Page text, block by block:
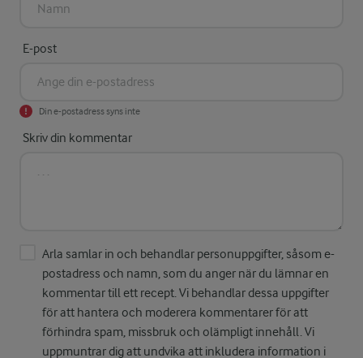
E-post
Din e-postadress syns inte
Skriv din kommentar
Arla samlar in och behandlar personuppgifter, såsom e-
postadress och namn, som du anger när du lämnar en
kommentar till ett recept. Vi behandlar dessa uppgifter
för att hantera och moderera kommentarer för att
förhindra spam, missbruk och olämpligt innehåll. Vi
uppmuntrar dig att undvika att inkludera information i